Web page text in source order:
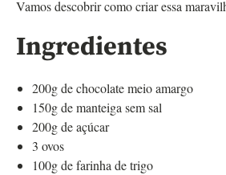
Vamos descobrir como criar essa
Ingredientes
200g de chocolate meio amargo
150g de manteiga sem sal
200g de açúcar
3 ovos
100g de farinha de trigo